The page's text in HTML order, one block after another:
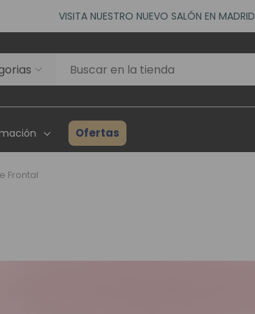
VISITA NUESTRO NUEVO SALÓN EN MADRID
Ofertas
Frontal